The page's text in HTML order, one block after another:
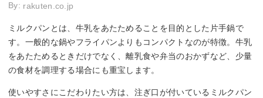
By: rakuten.co.jp
ミルクパンとは、牛乳をあたためることを目的とした片手鍋で
す。一般的な鍋やフライパンよりもコンパクトなのが特徴。牛乳
をあたためるときだけでなく、離乳食や弁当のおかずなど、少量
の食材を調理する場合にも重宝します。
使いやすさにこだわりたい方は、注ぎ口が付いているミルクパン